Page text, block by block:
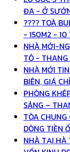
ĐA - Ở
???? TOÀ
- 150M2 - 10
NHÀ MỚI-
TÔ - THANG
NHÀ MỚI
BIÊN, GIÁ
PHÒNG
SÁNG –
TÒA
DÒNG TIỀN
NHÀ TẠI HÀ